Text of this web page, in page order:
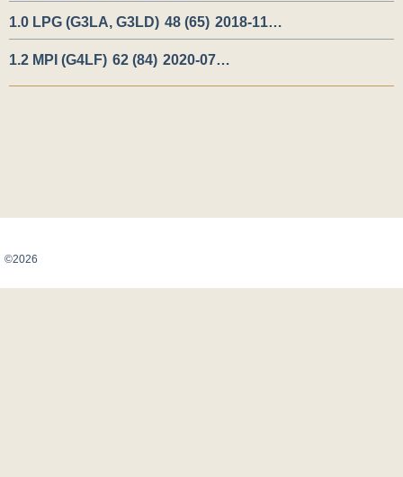
1.0 LPG (G3LA, G3LD) 48 (65) 2018-11…
1.2 MPI (G4LF) 62 (84) 2020-07…
©2026